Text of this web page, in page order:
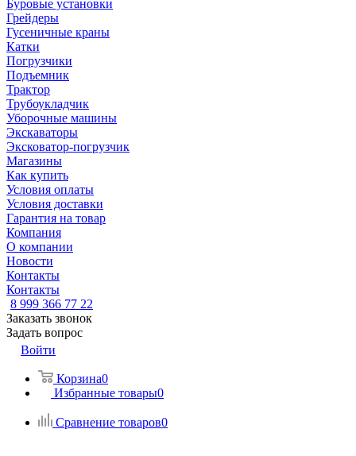
Буровые установки
Грейдеры
Гусеничные краны
Катки
Погрузчики
Подъемник
Трактор
Трубоукладчик
Уборочные машины
Экскаваторы
Эксковатор-погрузчик
Магазины
Как купить
Условия оплаты
Условия доставки
Гарантия на товар
Компания
О компании
Новости
Контакты
Контакты
8 999 366 77 22
Заказать звонок
Задать вопрос
Войти
Корзина0
Избранные товары0
Сравнение товаров0